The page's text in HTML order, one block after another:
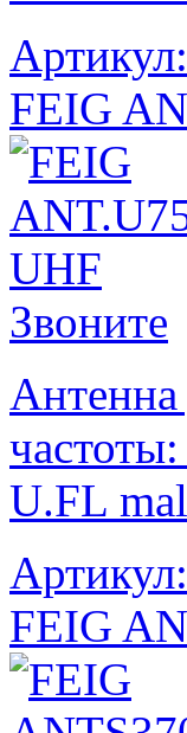
FEIG
Звоните
Антенна
U.FL
FEIG